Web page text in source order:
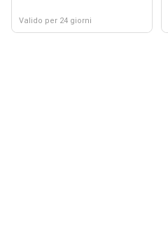
Valido per 24 giorni